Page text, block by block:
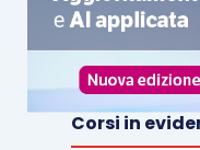
Corsi in